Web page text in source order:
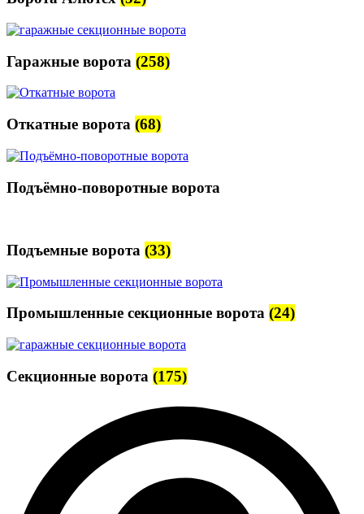
Гаражные ворота (258)
Откатные ворота (68)
Подъёмно-поворотные ворота
Подъемные ворота (33)
Промышленные секционные ворота (24)
Секционные ворота (175)